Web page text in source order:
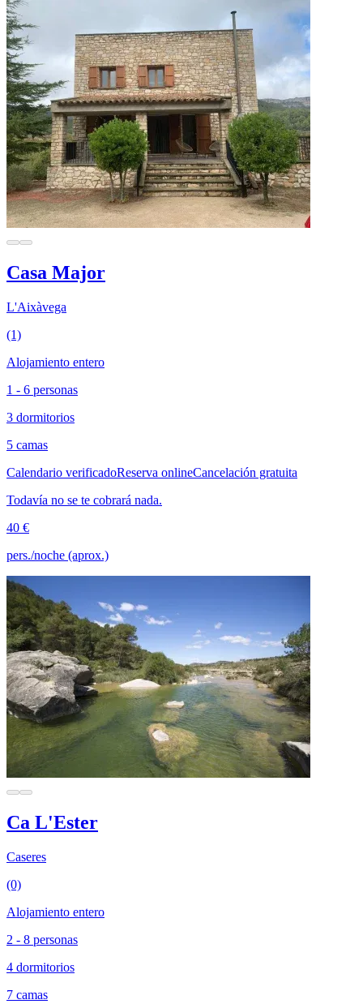
Casa Major
L'Aixàvega
(1)
Alojamiento entero
1 - 6 personas
3 dormitorios
5 camas
Calendario verificadoReserva onlineCancelación gratuita
Todavía no se te cobrará nada.
40 €
pers./noche (aprox.)
Ca L'Ester
Caseres
(0)
Alojamiento entero
2 - 8 personas
4 dormitorios
7 camas